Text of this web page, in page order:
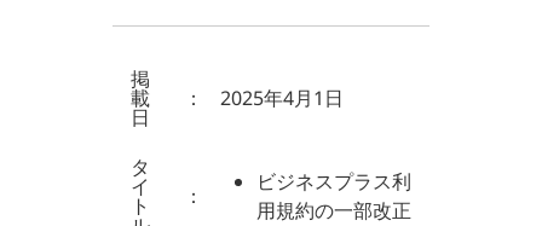
掲
載
日
： 2025年4月1日
タ
イ
ト ：
ビジネスプラス利
用規約の一部改正